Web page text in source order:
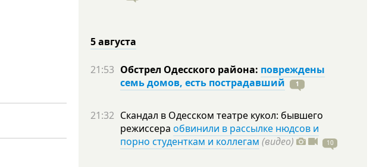
5 августа
21:53 Обстрел Одесского района: повреждены
семь домов, есть пострадавший
1
21:32 Скандал в Одесском театре кукол: бывшего
режиссера обвинили в рассылке нюдсов и
порно студенткам и коллегам (видео) 10